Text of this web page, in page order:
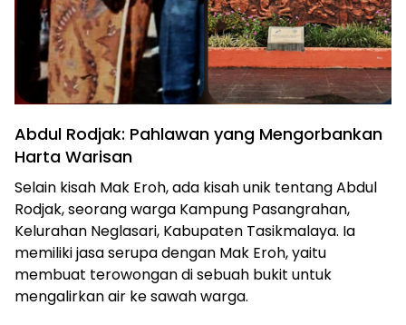
Abdul Rodjak: Pahlawan yang Mengorbankan
Harta Warisan
Selain kisah Mak Eroh, ada kisah unik tentang Abdul
Rodjak, seorang warga Kampung Pasangrahan,
Kelurahan Neglasari, Kabupaten Tasikmalaya. Ia
memiliki jasa serupa dengan Mak Eroh, yaitu
membuat terowongan di sebuah bukit untuk
mengalirkan air ke sawah warga.